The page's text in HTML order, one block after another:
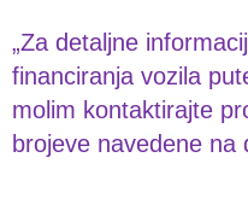
„Za detaljne
financiranja vozila
molim kontaktirajte
brojeve navedene na